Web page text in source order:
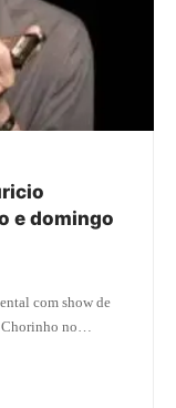
e domingo
com show de
Chorinho no…